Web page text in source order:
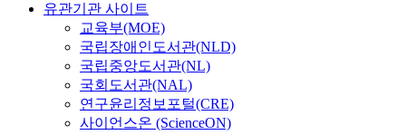
유관기관 사이트
교육부(MOE)
국립장애인도서관(NLD)
국립중앙도서관(NL)
국회도서관(NAL)
연구윤리정보포털(CRE)
사이언스온 (ScienceON)